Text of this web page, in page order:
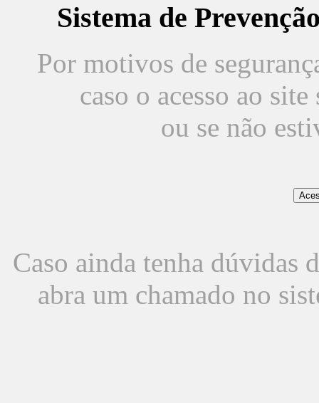
Sistema de
Por motivos de
caso o acesso ao
ou se não
Caso ainda tenha dúvidas
abra um chamado no